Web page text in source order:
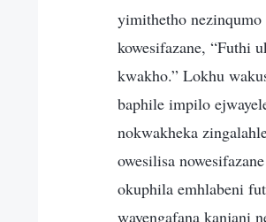
yimithetho nezinqumo
kowesifazane, “Futhi
kwakho.” Lokhu
baphile impilo
nokwakheka
owesilisa
okuphila emhlabeni
wayengafana kanjani